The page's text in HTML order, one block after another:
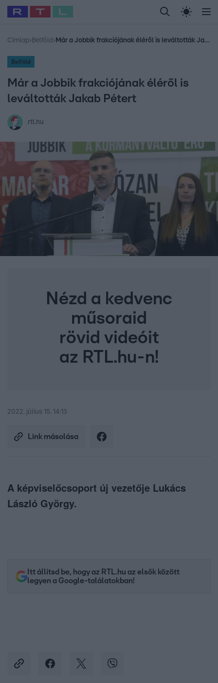
Legfrissebb RTL Híradó Randi Celeb vagyok,
Babits Marcella Most Wanted Gallusz
Címlap› Belföld › Már a Jobbik frakciójának éléről is leváltották Jakab Pétert
Belföld
Már a Jobbik frakciójának éléről is
leváltották Jakab Pétert
rtl.hu
Nézd a kedvenc
műsoraid
rövid videóit
az RTL.hu-n!
2022. július 15. 14:13
Link másolása
A képviselőcsoport új vezetője Lukács
László György.
Itt állítsd be, hogy az RTL.hu az elsők között
legyen a Google-találatokban!